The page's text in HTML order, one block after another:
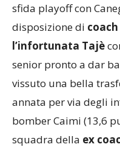
sfida playoff con
disposizione di
l’infortunata Tajè
senior pronto a dar
vissuto una bella
annata per via degli
bomber Caimi (13,6
squadra della ex